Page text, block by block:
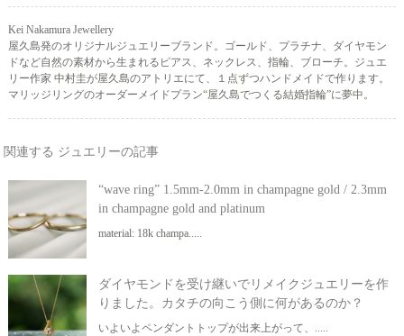
Kei Nakamura Jewellery
屋久島発のオリジナルジュエリーブランド。ゴールド、プラチナ、ダイヤモン
ドなど自然の素材から生まれるピアス、ネックレス、指輪、ブローチ。ジュエ
リー作家 中村圭が屋久島のアトリエにて、１点ずつハンドメイドで作ります。
マリッジリングのオーダーメイドプラン“屋久島でつくる結婚指輪”に夢中。
関連する ジュエリーの記事
“wave ring” 1.5mm-2.0mm in champagne gold / 2.3mm
in champagne gold and platinum
material: 18k champa.....
ダイヤモンドを受け継いでリメイクジュエリーを作
りました。カタチの向こう側に何があるのか？
いよいよペンダントトップが出来上がって、.....